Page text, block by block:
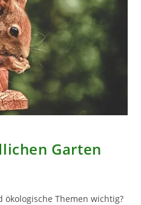
Garten
ökologische Themen wichtig?